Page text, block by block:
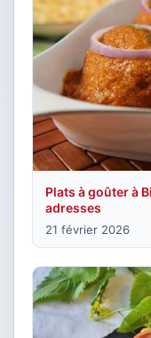
Plats à goûter à
adresses
21 février 2026